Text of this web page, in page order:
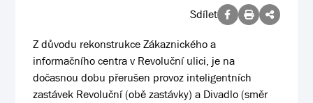
Sdílet
Z důvodu rekonstrukce Zákaznického a
informačního centra v Revoluční ulici, je na
dočasnou dobu přerušen provoz inteligentních
zastávek Revoluční (obě zastávky) a Divadlo (směr